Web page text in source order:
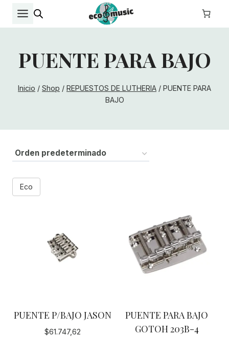
PUENTE PARA BAJO
Inicio / Shop / REPUESTOS DE LUTHERIA / PUENTE PARA
BAJO
Eco
PUENTE P/BAJO JASON
$61.747,62
PUENTE PARA BAJO
GOTOH 203B-4